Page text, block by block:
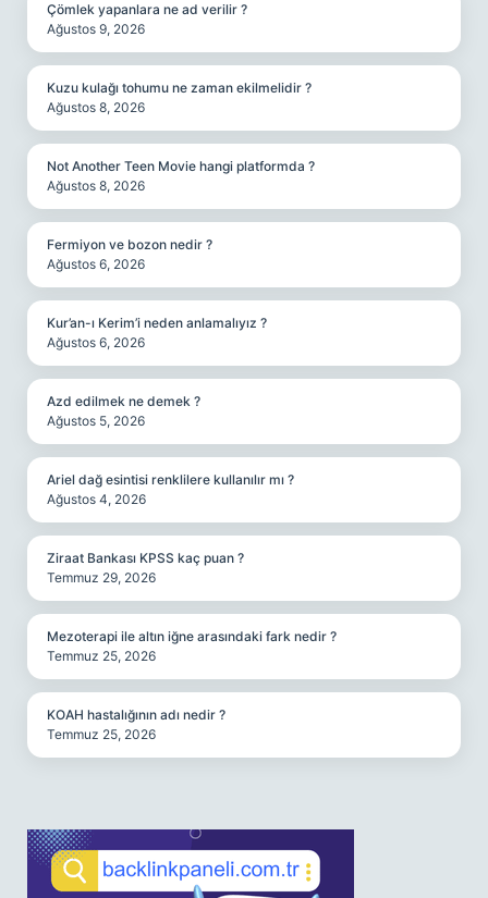
Çömlek yapanlara ne ad verilir ?
Ağustos 9, 2026
Kuzu kulağı tohumu ne zaman ekilmelidir ?
Ağustos 8, 2026
Not Another Teen Movie hangi platformda ?
Ağustos 8, 2026
Fermiyon ve bozon nedir ?
Ağustos 6, 2026
Kur’an-ı Kerim’i neden anlamalıyız ?
Ağustos 6, 2026
Azd edilmek ne demek ?
Ağustos 5, 2026
Ariel dağ esintisi renklilere kullanılır mı ?
Ağustos 4, 2026
Ziraat Bankası KPSS kaç puan ?
Temmuz 29, 2026
Mezoterapi ile altın iğne arasındaki fark nedir ?
Temmuz 25, 2026
KOAH hastalığının adı nedir ?
Temmuz 25, 2026